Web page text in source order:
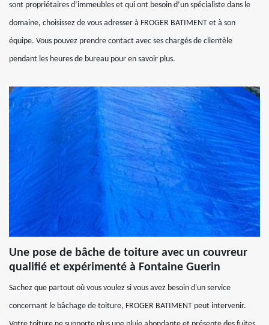
sont propriétaires d’immeubles et qui ont besoin d’un spécialiste dans le
domaine, choisissez de vous adresser à FROGER BATIMENT et à son
équipe. Vous pouvez prendre contact avec ses chargés de clientèle
pendant les heures de bureau pour en savoir plus.
Une pose de bâche de toiture avec un couvreur
qualifié et expérimenté à Fontaine Guerin
Sachez que partout où vous voulez si vous avez besoin d'un service
concernant le bâchage de toiture, FROGER BATIMENT peut intervenir.